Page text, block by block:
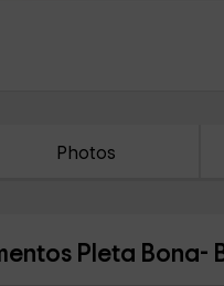
Photos
Pleta Bona-